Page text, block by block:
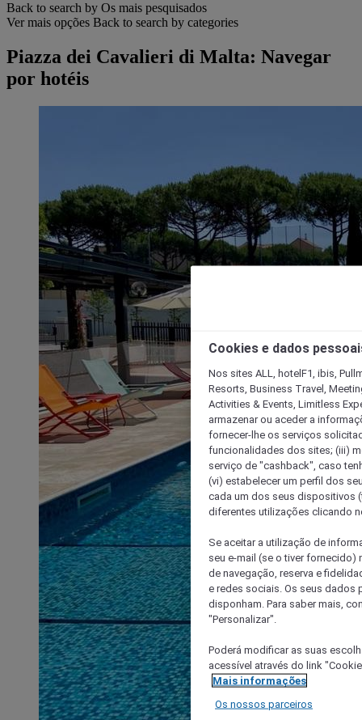
Back to search by Os mais pesquisados
Ver mais opções Back to search by categories
Piazza dei Cavalieri di Malta: Navegar
por hotéis
Cookies e dados
Nos sites ALL, hotelF1, ibis,
Resorts, Business Travel,
Activities & Events, Limitless
armazenar ou aceder a
fornecer-lhe os serviços
funcionalidades dos sites; (iii)
serviço de "cashback", caso
(vi) estabelecer um perfil dos
cada um dos seus dispositivos
diferentes utilizações clicando
Se aceitar a utilização de
seu e-mail (se o tiver
de navegação, reserva e
e redes sociais. Os seus dados
disponham. Para saber mais,
"Personalizar".
Poderá modificar as suas
acessível através do link
Mais informações
Os nossos parceiros